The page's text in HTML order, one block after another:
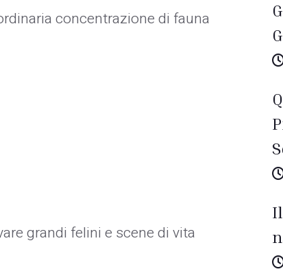
concentrazione di fauna
grandi felini e scene di vita